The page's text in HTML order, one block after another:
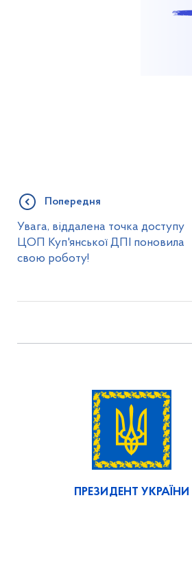
Попередня
Увага, віддалена точка доступу
ЦОП Куп'янської ДПІ поновила
свою роботу!
ПРЕЗИДЕНТ УКРАЇНИ